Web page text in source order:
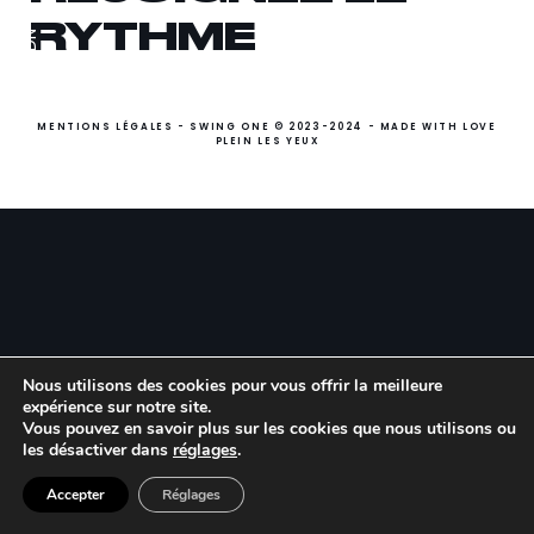
LNKDN
RYTHME
MENTIONS LÉGALES
- SWING ONE © 2023-2024 - MADE WITH LOVE
PLEIN LES YEUX
VOUS
REJOIGNEZ LE
10 Rue du Débarcadère
Paris 75017
LNKDN
La Swing Family
Quel est votre nom ?
La Swing Family
Quel est votre nom ?
Nous utilisons des cookies pour vous offrir la meilleure
expérience sur notre site.
Vous pouvez en savoir plus sur les cookies que nous utilisons ou
les désactiver dans réglages.
Accepter Réglages